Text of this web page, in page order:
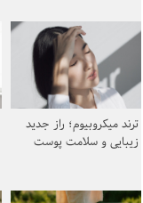
ترند میکروبیوم؛ راز جدید
زیبایی و سلامت پوست